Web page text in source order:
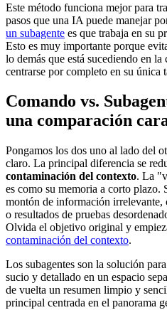
Este método funciona mejor para
pasos que una IA puede manejar
un subagente es que trabaja en su
Esto es muy importante porque
lo demás que está sucediendo en
centrarse por completo en su única
Comando vs.
una comparación
Pongamos los dos uno al lado del
claro. La principal diferencia se
contaminación del contexto. La
es como su memoria a corto plazo.
montón de información irrelevante,
o resultados de pruebas
Olvida el objetivo original y
contaminación del contexto.
Los subagentes son la solución
sucio y detallado en un espacio
de vuelta un resumen limpio y
principal centrada en el panorama